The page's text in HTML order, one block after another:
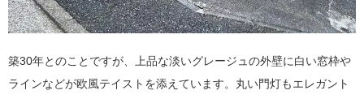
築30年とのことですが、上品な淡いグレージュの外壁に白い窓枠や
ラインなどが欧風テイストを添えています。丸い門灯もエレガント